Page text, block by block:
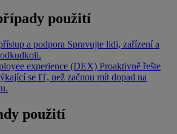
použití
a podpora Spravujte lidi, zařízení a
experience (DEX) Proaktivně řešte
se IT, než začnou mít dopad na
použití